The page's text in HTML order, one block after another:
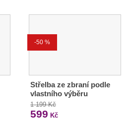
-50 %
Střelba ze zbraní podle
vlastního výběru
1 199 Kč
599 Kč